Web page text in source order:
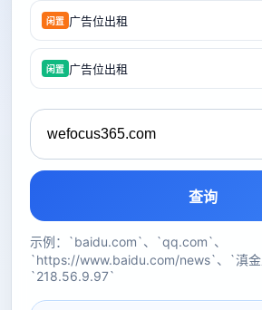
闲置 广告位出租
闲置 广告位出租
查询
示例：`baidu.com`、`qq.com`、
`https://www.baidu.com/news`、`滇金
`218.56.9.97`